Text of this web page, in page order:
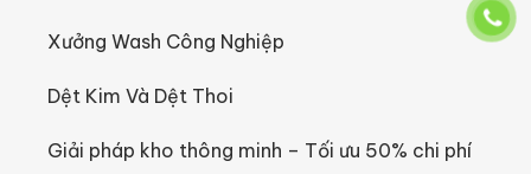
Xưởng Wash Công Nghiệp
Dệt Kim Và Dệt Thoi
Giải pháp kho thông minh – Tối ưu 50% chi phí